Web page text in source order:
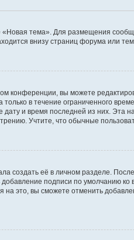
тема». Для размещения
внизу страниц форума или
конференции, вы можете
в течение ограниченного
дату и время последней из них.
Учтите, что обычные
создать её в личном разделе.
подписи по умолчанию
на это, вы сможете отменить